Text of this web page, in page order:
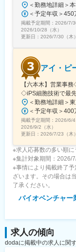
掲載予定期間： 2026/7/
2026/10/28（水）
更新日： 2026/7/30（木）
アイ・ピ
【六本木】営業事
◇iPS細胞技術で最
掲載予定期間： 2026/6/4
2026/9/2（水）
更新日： 2026/7/23（木）
※求人応募数の多い順に
※集計対象期間：2026/
※事情により掲載終了
ざいます。その場合は
了承ください。
バイオベンチャー
求人の傾向
dodaに掲載中の求人に関